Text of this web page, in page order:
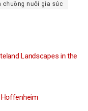
chuồng nuôi gia súc
Landscapes in the
Hoffenheim